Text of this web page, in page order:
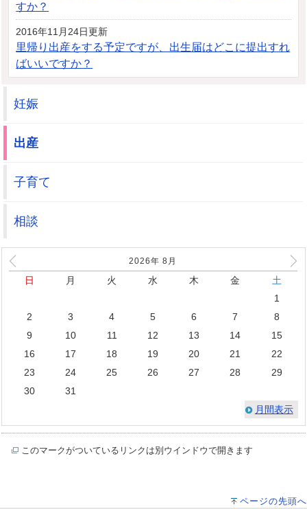
すか？
2016年11月24日更新
里帰り出産をする予定ですが、出生届はどこに提出すれ
ばいいですか？
妊娠
出産
子育て
相談
2026年 8 月
日 月 火 水 木 金
土
1
2
3 4 5 6 7
8
9
10 11 12 13 14
15
16
17 18 19 20 21
22
23
24 25 26 27 28
29
30
31
月間表示
このマークがついているリンクは別ウインドウで開きます
ページの先頭へ